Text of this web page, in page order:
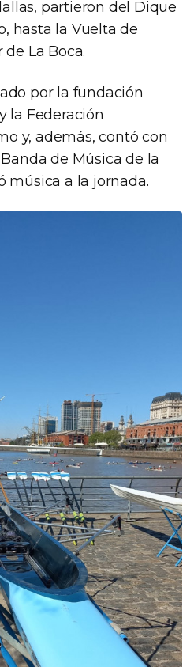
partieron del Dique
hasta la Vuelta de
La Boca.
por la fundación
la Federación
y, además, contó con
de Música de la
música a la jornada.